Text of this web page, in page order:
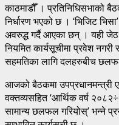
काठमाडौँ । प्रतिनिधिसभाको
निर्धारण भएको छ । ‘भिजिट
अवरुद्ध गर्दै आएका छन् । यही
नियमित कार्यसूचीमा प्रवेश
सहमतिका लागि दलहरुबीच
आजको बैठकमा उपप्रधानमन्त्री
वक्तव्यसहित ‘आर्थिक वर्ष
सामान्य छलफल गरियोस्’ भन्ने